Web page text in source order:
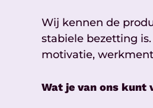
Wij kennen de
stabiele bezetting
motivatie,
Wat je van ons kunt